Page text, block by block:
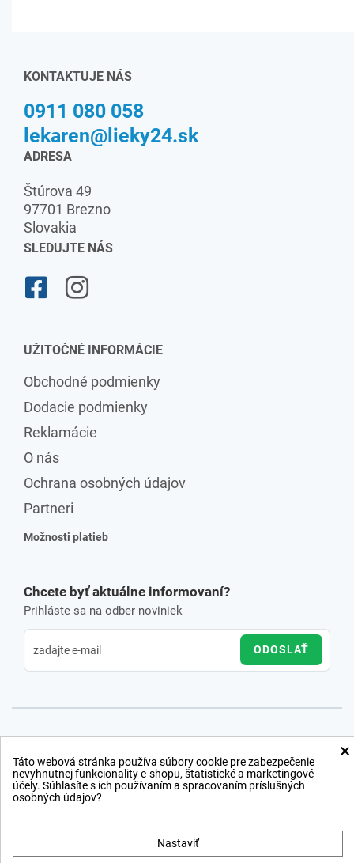
KONTAKTUJE NÁS
0911 080 058
lekaren@lieky24.sk
ADRESA
Štúrova 49
97701 Brezno
Slovakia
SLEDUJTE NÁS
UŽITOČNÉ INFORMÁCIE
Obchodné podmienky
Dodacie podmienky
Reklamácie
O nás
Ochrana osobných údajov
Partneri
Možnosti platieb
Chcete byť aktuálne informovaní?
Prihláste sa na odber noviniek
ODOSLAŤ
×
Táto webová stránka používa súbory cookie pre zabezpečenie
nevyhnutnej funkcionality e-shopu, štatistické a marketingové
účely. Súhlasíte s ich používaním a spracovaním príslušných
osobných údajov?
Nastaviť